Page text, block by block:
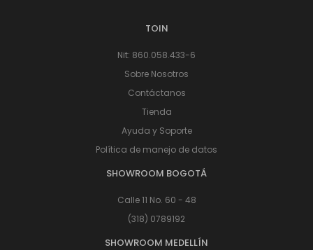
TOIN
Nit: 860.058.433-6
Sobre Nosotros
Contáctanos
Tienda
Ayuda y Soporte
Política de manejo de datos
SHOWROOM BOGOTÁ
Calle 11 No. 60 - 48
(318) 0789192
SHOWROOM MEDELLÍN